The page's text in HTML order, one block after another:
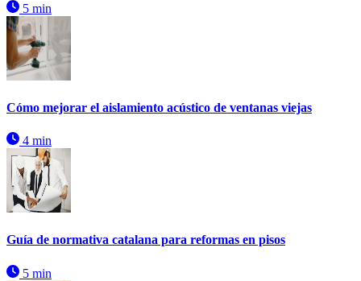
5 min
Cómo mejorar el aislamiento acústico de ventanas viejas
4 min
Guía de normativa catalana para reformas en pisos
5 min